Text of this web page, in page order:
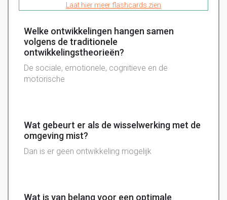
Laat hier meer flashcards zien
Welke ontwikkelingen hangen samen
volgens de traditionele
ontwikkelingstheorieën?
De sociale, emotionele, cognitieve en de
motorische
Wat gebeurt er als de wisselwerking met de
omgeving mist?
Dan is er geen ontwikkeling mogelijk
Wat is van belang voor een optimale